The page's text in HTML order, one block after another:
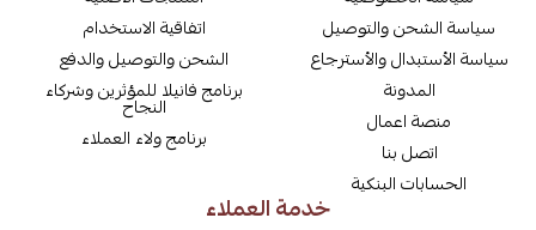
سياسة الشحن والتوصيل
سياسة الأستبدال والأسترجاع
المدونة
منصة اعمال
اتصل بنا
الحسابات البنكية
اتفاقية الاستخدام
الشحن والتوصيل والدفع
برنامج فانيلا للمؤثرين وشركاء
النجاح
برنامج ولاء العملاء
خدمة العملاء